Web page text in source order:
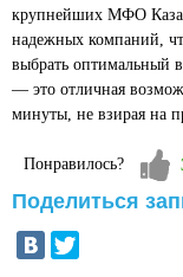
крупнейших МФО
надежных компаний,
выбрать оптимальный
— это отличная
минуты, не взирая на
Понравилось? Vote
Поделиться